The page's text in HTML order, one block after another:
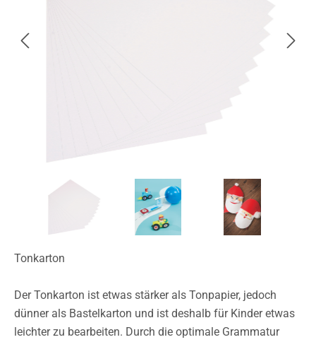
Tonkarton
Der Tonkarton ist etwas stärker als Tonpapier, jedoch
dünner als Bastelkarton und ist deshalb für Kinder etwas
leichter zu bearbeiten. Durch die optimale Grammatur